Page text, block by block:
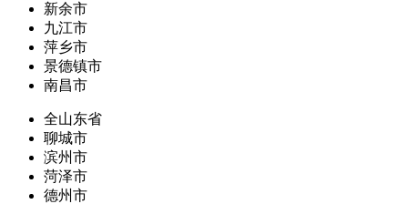
新余市
九江市
萍乡市
景德镇市
南昌市
全山东省
聊城市
滨州市
菏泽市
德州市